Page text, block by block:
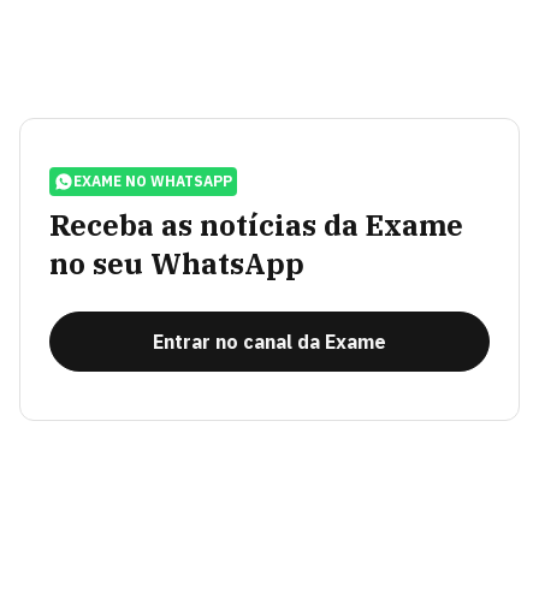
EXAME NO WHATSAPP
Receba as notícias da Exame
no seu WhatsApp
Entrar no canal da Exame